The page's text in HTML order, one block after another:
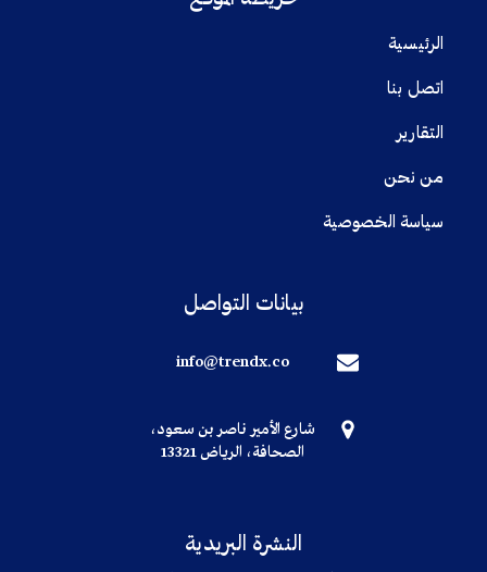
الرئيسية
اتصل بنا
التقارير
من نحن
سياسة الخصوصية
بيانات التواصل
info@trendx.co
شارع الأمير ناصر بن سعود،
الصحافة، الرياض 13321
النشرة البريدية